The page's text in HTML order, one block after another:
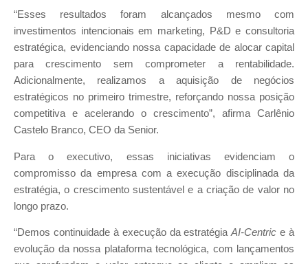
“Esses resultados foram alcançados mesmo com
investimentos intencionais em marketing, P&D e consultoria
estratégica, evidenciando nossa capacidade de alocar capital
para crescimento sem comprometer a rentabilidade.
Adicionalmente, realizamos a aquisição de negócios
estratégicos no primeiro trimestre, reforçando nossa posição
competitiva e acelerando o crescimento”, afirma Carlênio
Castelo Branco, CEO da Senior.
Para o executivo, essas iniciativas evidenciam o
compromisso da empresa com a execução disciplinada da
estratégia, o crescimento sustentável e a criação de valor no
longo prazo.
“Demos continuidade à execução da estratégiaAI-Centric e à
evolução da nossa plataforma tecnológica, com lançamentos